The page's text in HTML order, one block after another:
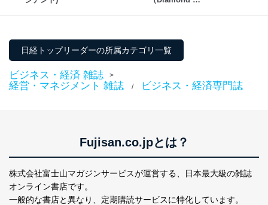
個人情報保護マネジメントシステムの継続的改善
善し、常に最良の状態を維持します。
苦情及び相談受付け窓口
貴殿の個人情報及び当社の個人情報保護マネジメントシ
株式会社富士山マガジンサービス 個人情報問い合わせ
係
TEL：0570-200-223
FAX：03-5459-7073
e-mail： cs@fujisan.co.jp
日経トップリーダーの所属カテゴリ一覧
ビジネス・経済 雑誌 >
経営・マネジメント 雑誌 / ビジネス・経済専門誌
Fujisan.co.jpとは？
株式会社富士山マガジンサービスが運営する、
日本最大級の雑誌
オンライン書店です。
一般的な書店と異なり、 定期購読サービスに特化しています。